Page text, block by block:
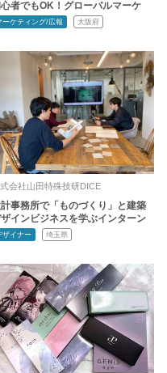
者でもOK！グローバルマーケ
ーケティング/広報 大阪府
会社山田特殊技研DICE
事務所で「ものづくり」と建築
インビジネスを学ぶインターン
ザイナー 埼玉県